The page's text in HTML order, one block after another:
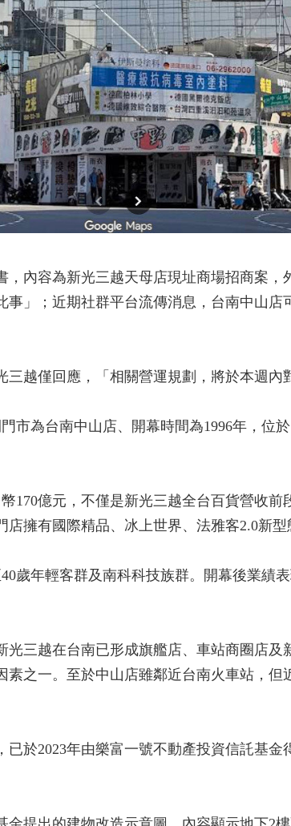
內容為新光三越天母店現址商場招商案
事」；近期社群平台流傳消息，台南中山
越僅回應，「相關營運規劃，將於本週內
市為台南中山店、開幕時間為1996年，位
170億元，不僅是新光三越全台百貨營收
擁有國際精品、冰上世界、法雅客2.0新型
歲年輕客群及南科科技族群。開幕後業績
三越在台南已形成旗艦店、車站商圈店及
之一。至於中山店雖鄰近台南火車站，但
於2023年由樂富一號不動產投資信託基